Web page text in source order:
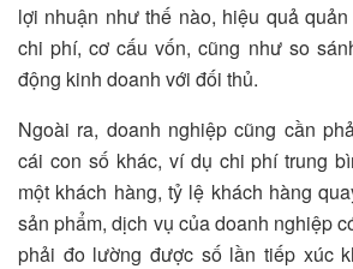
lợi nhuận như thế nào, hiệu quả
chi phí, cơ cấu vốn, cũng như so
động kinh doanh với đối thủ.
Ngoài ra, doanh nghiệp cũng cần
cái con số khác, ví dụ chi phí trung
một khách hàng, tỷ lệ khách hàng
sản phẩm, dịch vụ của doanh nghiệp
phải đo lường được số lần tiếp xúc